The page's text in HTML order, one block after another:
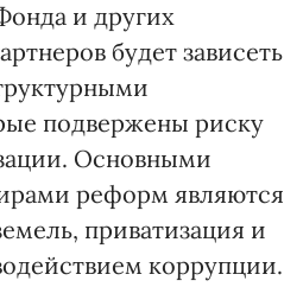
и других
будет зависеть
подвержены риску
Основными
реформ являются
приватизация и
коррупции.